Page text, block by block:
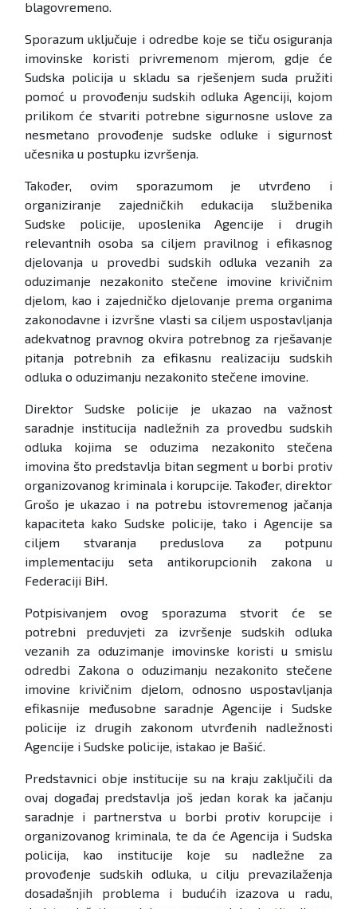
blagovremeno.
Sporazum uključuje i odredbe koje se tiču osiguranja
imovinske koristi privremenom mjerom, gdje će
Sudska policija u skladu sa rješenjem suda pružiti
pomoć u provođenju sudskih odluka Agenciji, kojom
prilikom će stvariti potrebne sigurnosne uslove za
nesmetano provođenje sudske odluke i sigurnost
učesnika u postupku izvršenja.
Također, ovim sporazumom je utvrđeno i
organiziranje zajedničkih edukacija službenika
Sudske policije, uposlenika Agencije i drugih
relevantnih osoba sa ciljem pravilnog i efikasnog
djelovanja u provedbi sudskih odluka vezanih za
oduzimanje nezakonito stečene imovine krivičnim
djelom, kao i zajedničko djelovanje prema organima
zakonodavne i izvršne vlasti sa ciljem uspostavljanja
adekvatnog pravnog okvira potrebnog za rješavanje
pitanja potrebnih za efikasnu realizaciju sudskih
odluka o oduzimanju nezakonito stečene imovine.
Direktor Sudske policije je ukazao na važnost
saradnje institucija nadležnih za provedbu sudskih
odluka kojima se oduzima nezakonito stečena
imovina što predstavlja bitan segment u borbi protiv
organizovanog kriminala i korupcije. Također, direktor
Grošo je ukazao i na potrebu istovremenog jačanja
kapaciteta kako Sudske policije, tako i Agencije sa
ciljem stvaranja preduslova za potpunu
implementaciju seta antikorupcionih zakona u
Federaciji BiH.
Potpisivanjem ovog sporazuma stvorit će se
potrebni preduvjeti za izvršenje sudskih odluka
vezanih za oduzimanje imovinske koristi u smislu
odredbi Zakona o oduzimanju nezakonito stečene
imovine krivičnim djelom, odnosno uspostavljanja
efikasnije međusobne saradnje Agencije i Sudske
policije iz drugih zakonom utvrđenih nadležnosti
Agencije i Sudske policije, istakao je Bašić.
Predstavnici obje institucije su na kraju zaključili da
ovaj događaj predstavlja još jedan korak ka jačanju
saradnje i partnerstva u borbi protiv korupcije i
organizovanog kriminala, te da će Agencija i Sudska
policija, kao institucije koje su nadležne za
provođenje sudskih odluka, u cilju prevazilaženja
dosadašnjih problema i budućih izazova u radu,